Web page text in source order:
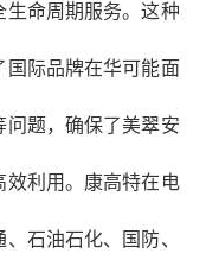
生命周期服务。这种
国际品牌在华可能面
问题，确保了美翠安
效利用。康高特在电
石油石化、国防、